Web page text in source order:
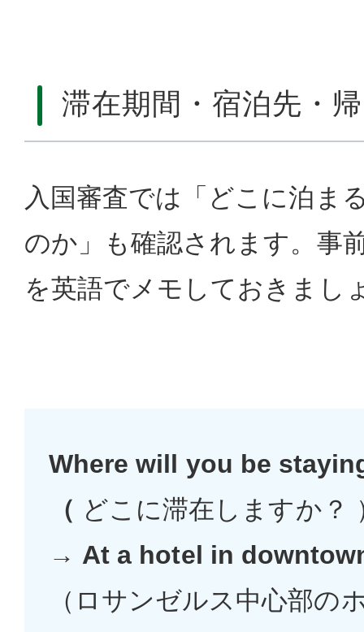
滞在期間・宿泊先・
入国審査では「どこに泊ま
のか」も確認されます。事
を英語でメモしておきまし
Where will you be
（ どこに滞在しますか？
→ At a hotel in
（ロサンゼルス中心部の